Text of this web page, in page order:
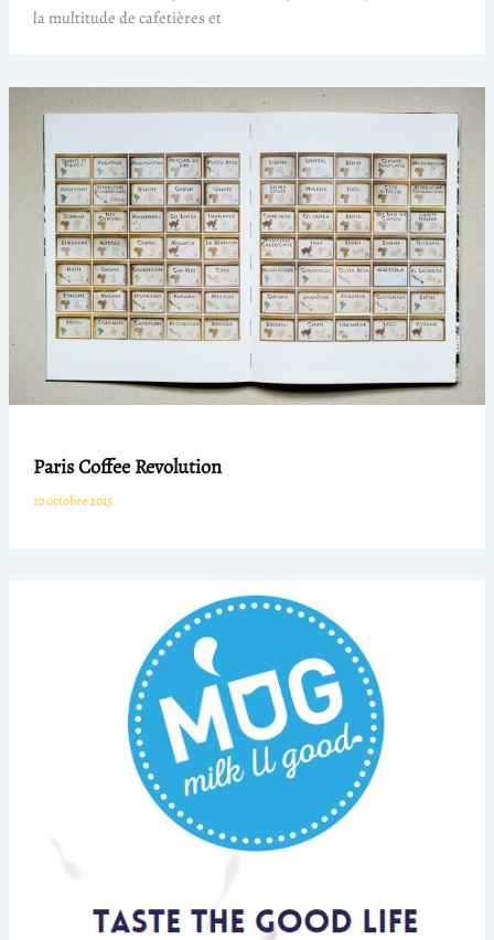
la multitude de cafetières et
Paris Coffee Revolution
10 octobre 2015